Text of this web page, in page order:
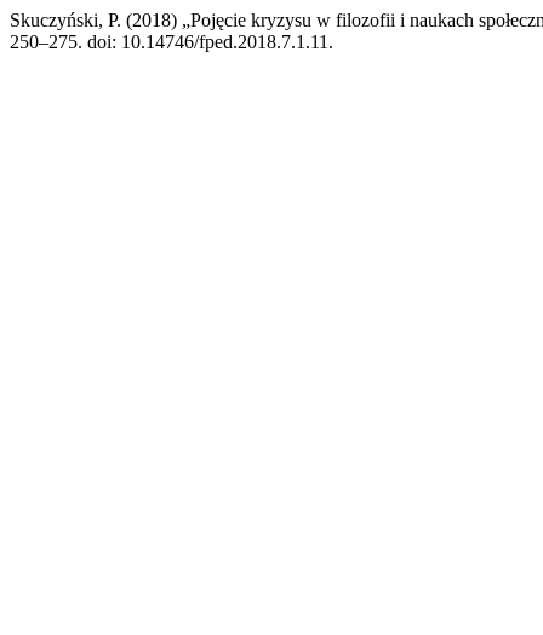
Skuczyński, P. (2018) „Pojęcie kryzysu w filozofii i naukach
250–275. doi: 10.14746/fped.2018.7.1.11.